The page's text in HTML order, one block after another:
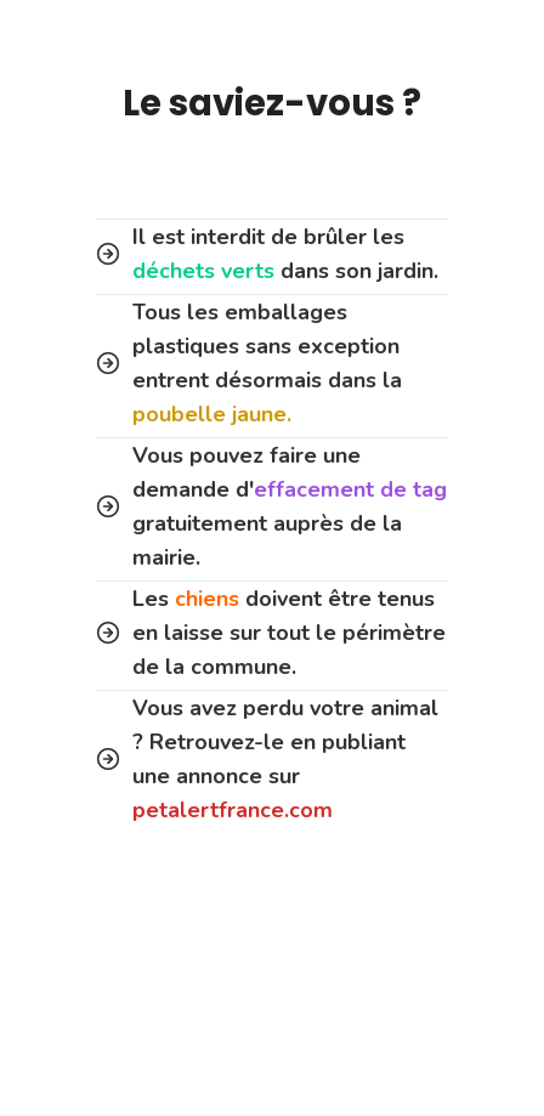
Le saviez-vous ?
Il est interdit de brûler les
déchets verts dans son jardin.
Tous les emballages
plastiques sans exception
entrent désormais dans la
poubelle jaune.
Vous pouvez faire une
demande d'effacement de tag
gratuitement auprès de la
mairie.
Les chiens doivent être tenus
en laisse sur tout le périmètre
de la commune.
Vous avez perdu votre animal
? Retrouvez-le en publiant
une annonce sur
petalertfrance.com